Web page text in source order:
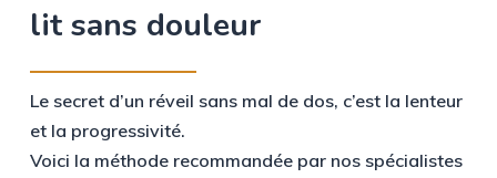
lit sans douleur
Le secret d’un réveil sans mal de dos, c’est la lenteur
et la progressivité.
Voici la méthode recommandée par nos spécialistes